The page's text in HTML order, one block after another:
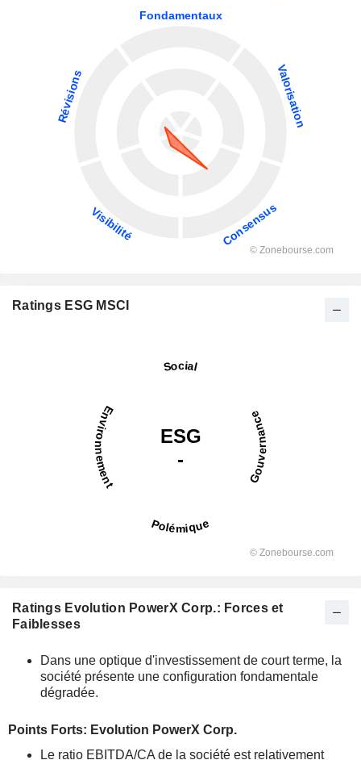
Ratings ESG MSCI
Ratings Evolution PowerX Corp.: Forces et
Faiblesses
Dans une optique d'investissement de court terme, la
société présente une configuration fondamentale
dégradée.
Points Forts: Evolution PowerX Corp.
Le ratio EBITDA/CA de la société est relativement